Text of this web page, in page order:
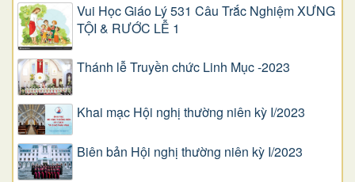
Vui Học Giáo Lý 531 Câu Trắc Nghiệm XƯNG
TỘI & RƯỚC LỄ 1
Thánh lễ Truyền chức Linh Mục -2023
Khai mạc Hội nghị thường niên kỳ I/2023
Biên bản Hội nghị thường niên kỳ I/2023